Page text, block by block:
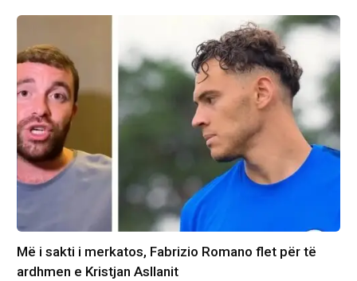
Më i sakti i merkatos, Fabrizio Romano flet për të
ardhmen e Kristjan Asllanit